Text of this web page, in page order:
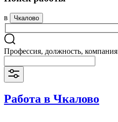
в Чкалово
Профессия, должность, компания
Работа в Чкалово